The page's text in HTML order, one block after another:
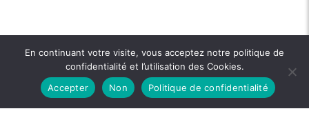
En continuant votre visite, vous acceptez notre politique de
confidentialité et l’utilisation des Cookies.
Accepter
Non Politique de confidentialité